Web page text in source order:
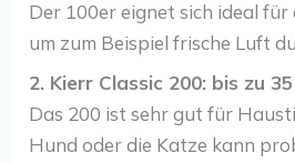
Der 100er eignet sich ideal für
um zum Beispiel frische Luft
2. Kierr Classic 200: bis zu
Das 200 ist sehr gut für
Hund oder die Katze kann